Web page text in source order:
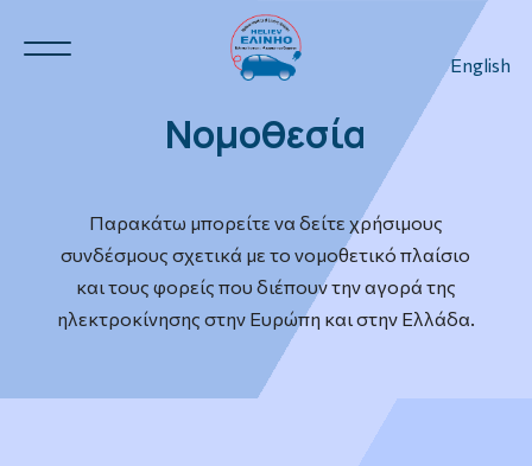
English
Νομοθεσία
Παρακάτω μπορείτε να δείτε χρήσιμους
συνδέσμους σχετικά με το νομοθετικό πλαίσιο
και τους φορείς που διέπουν την αγορά της
ηλεκτροκίνησης στην Ευρώπη και στην Ελλάδα.